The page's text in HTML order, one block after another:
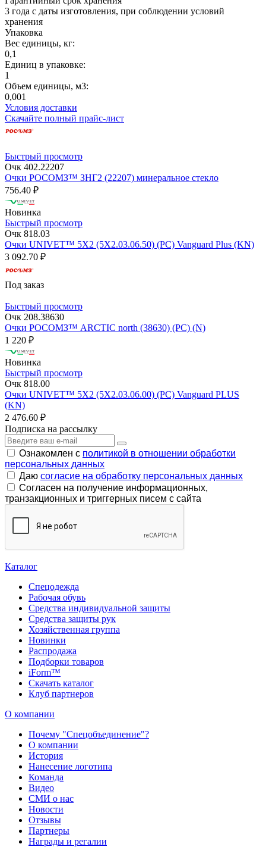
3 года с даты изготовления, при соблюдении условий
хранения
Упаковка
Вес единицы, кг:
0,1
Единиц в упаковке:
1
Объем единицы, м3:
0,001
Условия доставки
Скачайте полный прайс-лист
Быстрый просмотр
Очк 402.22207
Очки РОСОМЗ™ ЗНГ2 (22207) минеральное стекло
756.40 ₽
Новинка
Быстрый просмотр
Очк 818.03
Очки UNIVET™ 5X2 (5X2.03.06.50) (РС) Vanguard Plus (KN)
3 092.70 ₽
Под заказ
Быстрый просмотр
Очк 208.38630
Очки РОСОМЗ™ ARCTIC north (38630) (PС) (N)
1 220 ₽
Новинка
Быстрый просмотр
Очк 818.00
Очки UNIVET™ 5X2 (5X2.03.06.00) (РС) Vanguard PLUS
(KN)
2 476.60 ₽
Подписка на рассылку
Ознакомлен с политикой в отношении обработки
персональных данных
Даю согласие на обработку персональных данных
Согласен на получение информационных,
транзакционных и триггерных писем с сайта
Каталог
Спецодежда
Рабочая обувь
Средства индивидуальной защиты
Средства защиты рук
Хозяйственная группа
Новинки
Распродажа
Подборки товаров
iForm™
Скачать каталог
Клуб партнеров
О компании
Почему "Спецобъединение"?
О компании
История
Нанесение логотипа
Команда
Видео
СМИ о нас
Новости
Отзывы
Партнеры
Награды и регалии